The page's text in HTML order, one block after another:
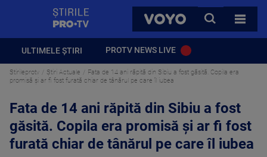
VOYO
CAUTA
TOATE
ULTIMELE ȘTIRI PROTV NEWS LIVE
Stirileprotv Știri Actuale
Fata de 14 ani răpită din Sibiu a fost găsită. Copila era
promisă și ar fi fost furată chiar de tânărul pe care îl iubea
Fata de 14 ani răpită din Sibiu a fost
găsită. Copila era promisă și ar fi fost
furată chiar de tânărul pe care îl iubea